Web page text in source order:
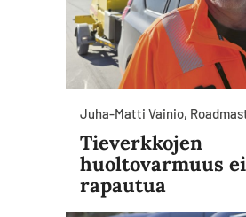
Juha-Matti Vainio,
Tieverkkojen
huoltovarmuus
rapautua